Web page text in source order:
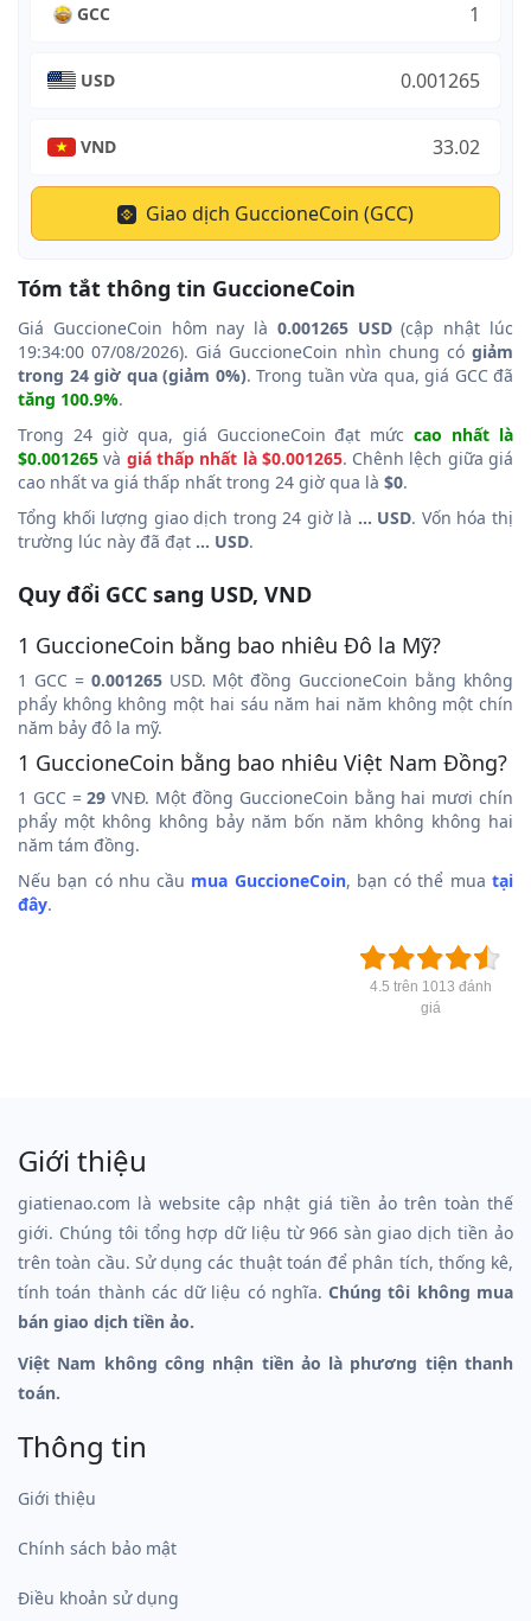
GCC
USD
VND
Giao dịch GuccioneCoin (GCC)
Tóm tắt thông tin GuccioneCoin
Giá GuccioneCoin hôm nay là 0.001265 USD(cập nhật lúc
19:34:00 07/08/2026). Giá GuccioneCoin nhìn chung có giảm
trong 24 giờ qua (giảm 0%). Trong tuần vừa qua, giá GCC đã
tăng 100.9%.
Trong 24 giờ qua, giá GuccioneCoin đạt mứccao nhất là
$0.001265 và giá thấp nhất là $0.001265. Chênh lệch giữa giá
cao nhất va giá thấp nhất trong 24 giờ qua là $0.
Tổng khối lượng giao dịch trong 24 giờ là ... USD. Vốn hóa thị
trường lúc này đã đạt ... USD.
Quy đổi GCC sang USD, VND
1 GuccioneCoin bằng bao nhiêu Đô la Mỹ?
1 GCC = 0.001265USD. Một đồng GuccioneCoin bằng không
phẩy không không một hai sáu năm hai năm không một chín
năm bảy đô la mỹ.
1 GuccioneCoin bằng bao nhiêu Việt Nam Đồng?
1 GCC =29 VNĐ. Một đồng GuccioneCoin bằng hai mươi chín
phẩy một không không bảy năm bốn năm không không hai
năm tám đồng.
Nếu bạn có nhu cầu mua GuccioneCoin, bạn có thể muatại
đây.
4.5 trên 1013 đánh
giá
Giới thiệu
giatienao.com là website cập nhật giá tiền ảo trên toàn thế
giới. Chúng tôi tổng hợp dữ liệu từ 966 sàn giao dịch tiền ảo
trên toàn cầu. Sử dụng các thuật toán để phân tích, thống kê,
tính toán thành các dữ liệu có nghĩa.Chúng tôi không mua
bán giao dịch tiền ảo.
Việt Nam không công nhận tiền ảo là phương tiện thanh
toán.
Thông tin
Giới thiệu
Chính sách bảo mật
Điều khoản sử dụng